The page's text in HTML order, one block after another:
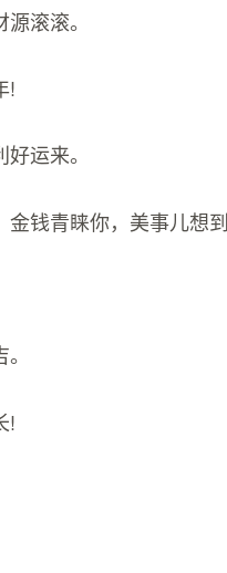
滚滚。
!
运来。
钱青睐你，美事儿想到
!